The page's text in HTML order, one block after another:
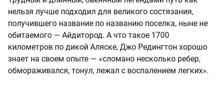
нельзя лучше подходил для великого состязания,
получившего название по названию поселка, ныне не
обитаемого — Айдитород. А что такое 1700
километров по дикой Аляске, Джо Редингтон хорошо
знает на своем опыте — «сломано несколько ребер,
обмораживался, тонул, лежал с воспалением легких».